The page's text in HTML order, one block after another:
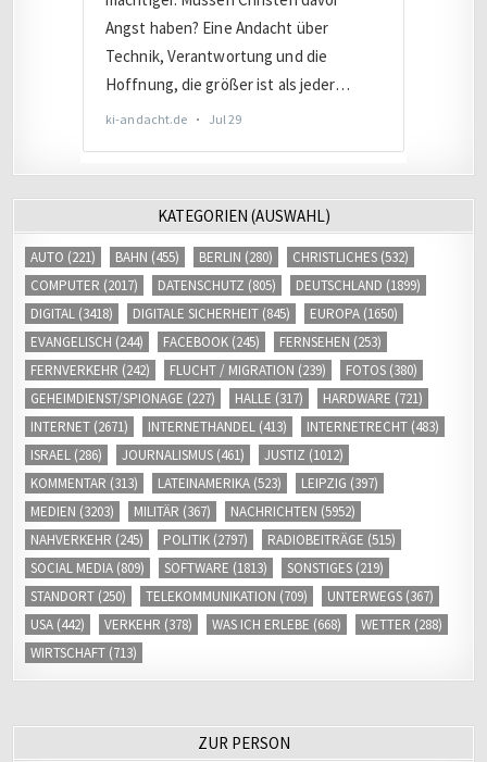
KATEGORIEN (AUSWAHL)
AUTO (221) BAHN (455) BERLIN (280) CHRISTLICHES (532)
COMPUTER (2017) DATENSCHUTZ (805) DEUTSCHLAND (1899)
DIGITAL (3418) DIGITALE SICHERHEIT (845) EUROPA (1650)
EVANGELISCH (244) FACEBOOK (245) FERNSEHEN (253)
FERNVERKEHR (242) FLUCHT / MIGRATION (239) FOTOS (380)
GEHEIMDIENST/SPIONAGE (227) HALLE (317) HARDWARE (721)
INTERNET (2671) INTERNETHANDEL (413) INTERNETRECHT (483)
ISRAEL (286) JOURNALISMUS (461) JUSTIZ (1012)
KOMMENTAR (313) LATEINAMERIKA (523) LEIPZIG (397)
MEDIEN (3203) MILITÄR (367) NACHRICHTEN (5952)
NAHVERKEHR (245) POLITIK (2797) RADIOBEITRÄGE (515)
SOCIAL MEDIA (809) SOFTWARE (1813) SONSTIGES (219)
STANDORT (250) TELEKOMMUNIKATION (709) UNTERWEGS (367)
USA (442) VERKEHR (378) WAS ICH ERLEBE (668) WETTER (288)
WIRTSCHAFT (713)
ZUR PERSON